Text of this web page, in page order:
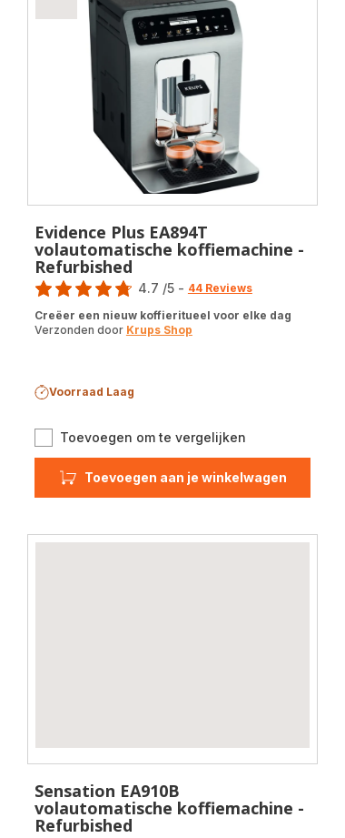
Toevoegen om te vergelijkenEvidence
Plus
EA894T
Refurbished
Toevoegen aan je winkelwagen
Evidence Plus EA894T
volautomatische koffiemachine -
Refurbished
Score
4.7 /5 - 44 Reviews
Creëer een nieuw koffieritueel voor elke dag
Verzonden door Krups Shop
Voorraad Laag
Sensation EA910B
volautomatische koffiemachine -
Refurbished
Score